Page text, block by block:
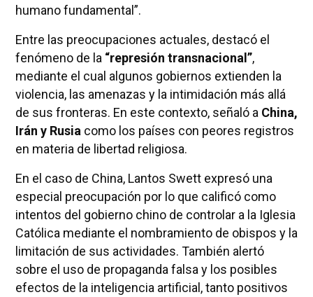
humano fundamental”.
Entre las preocupaciones actuales, destacó el
fenómeno de la “represión transnacional”,
mediante el cual algunos gobiernos extienden la
violencia, las amenazas y la intimidación más allá
de sus fronteras. En este contexto, señaló a China,
Irán y Rusia como los países con peores registros
en materia de libertad religiosa.
En el caso de China, Lantos Swett expresó una
especial preocupación por lo que calificó como
intentos del gobierno chino de controlar a la Iglesia
Católica mediante el nombramiento de obispos y la
limitación de sus actividades. También alertó
sobre el uso de propaganda falsa y los posibles
efectos de la inteligencia artificial, tanto positivos